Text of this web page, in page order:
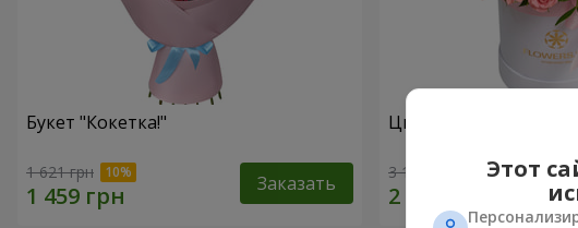
Букет "Кокетка!"
1 621 грн Заказать
Цветы в коробке
3 124 грн
Этот